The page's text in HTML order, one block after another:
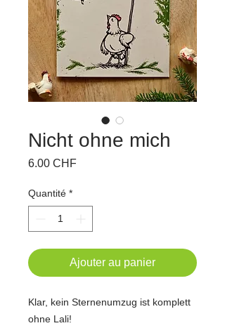
Nicht ohne mich
6.00 CHFPrix
Quantité *
Ajouter au panier
Klar, kein Sternenumzug ist komplett
ohne Lali!